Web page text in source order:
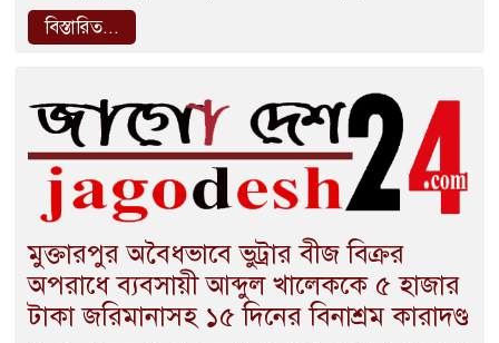
বিস্তারিত...
মুক্তারপুর অবৈধভাবে ভুট্রার বীজ বিক্রর
অপরাধে ব্যবসায়ী আব্দুল খালেককে ৫ হাজার
টাকা জরিমানাসহ ১৫ দিনের বিনাশ্রম কারাদণ্ড